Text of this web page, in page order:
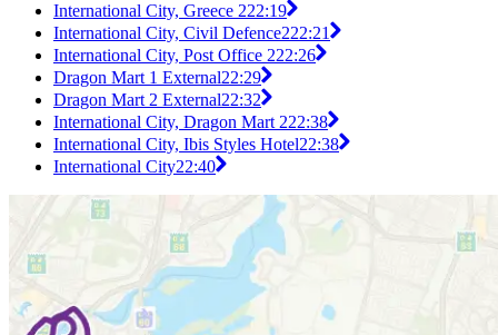
International City, Greece 222:19
International City, Civil Defence222:21
International City, Post Office 222:26
Dragon Mart 1 External22:29
Dragon Mart 2 External22:32
International City, Dragon Mart 222:38
International City, Ibis Styles Hotel22:38
International City22:40